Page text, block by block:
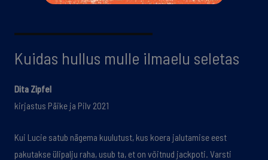
Kuidas hullus mulle ilmaelu seletas
Dita Zipfel
kirjastus Päike ja Pilv 2021
Kui Lucie satub nägema kuulutust, kus koera jalutamise eest
pakutakse ülipalju raha, usub ta, et on võitnud jackpoti. Varsti